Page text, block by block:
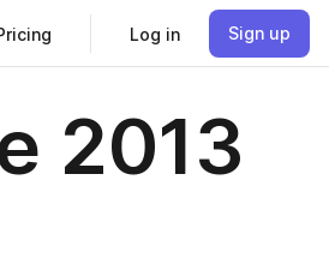
Log in Sign up
2013